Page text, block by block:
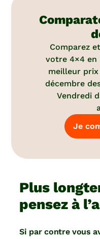
Comparez
votre 4×4 en
meilleur
décembre
Vendredi
Je
Plus
pensez à
Si par contre vous